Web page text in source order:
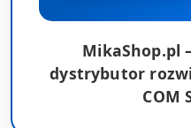
MikaShop.pl
dystrybutor
COM